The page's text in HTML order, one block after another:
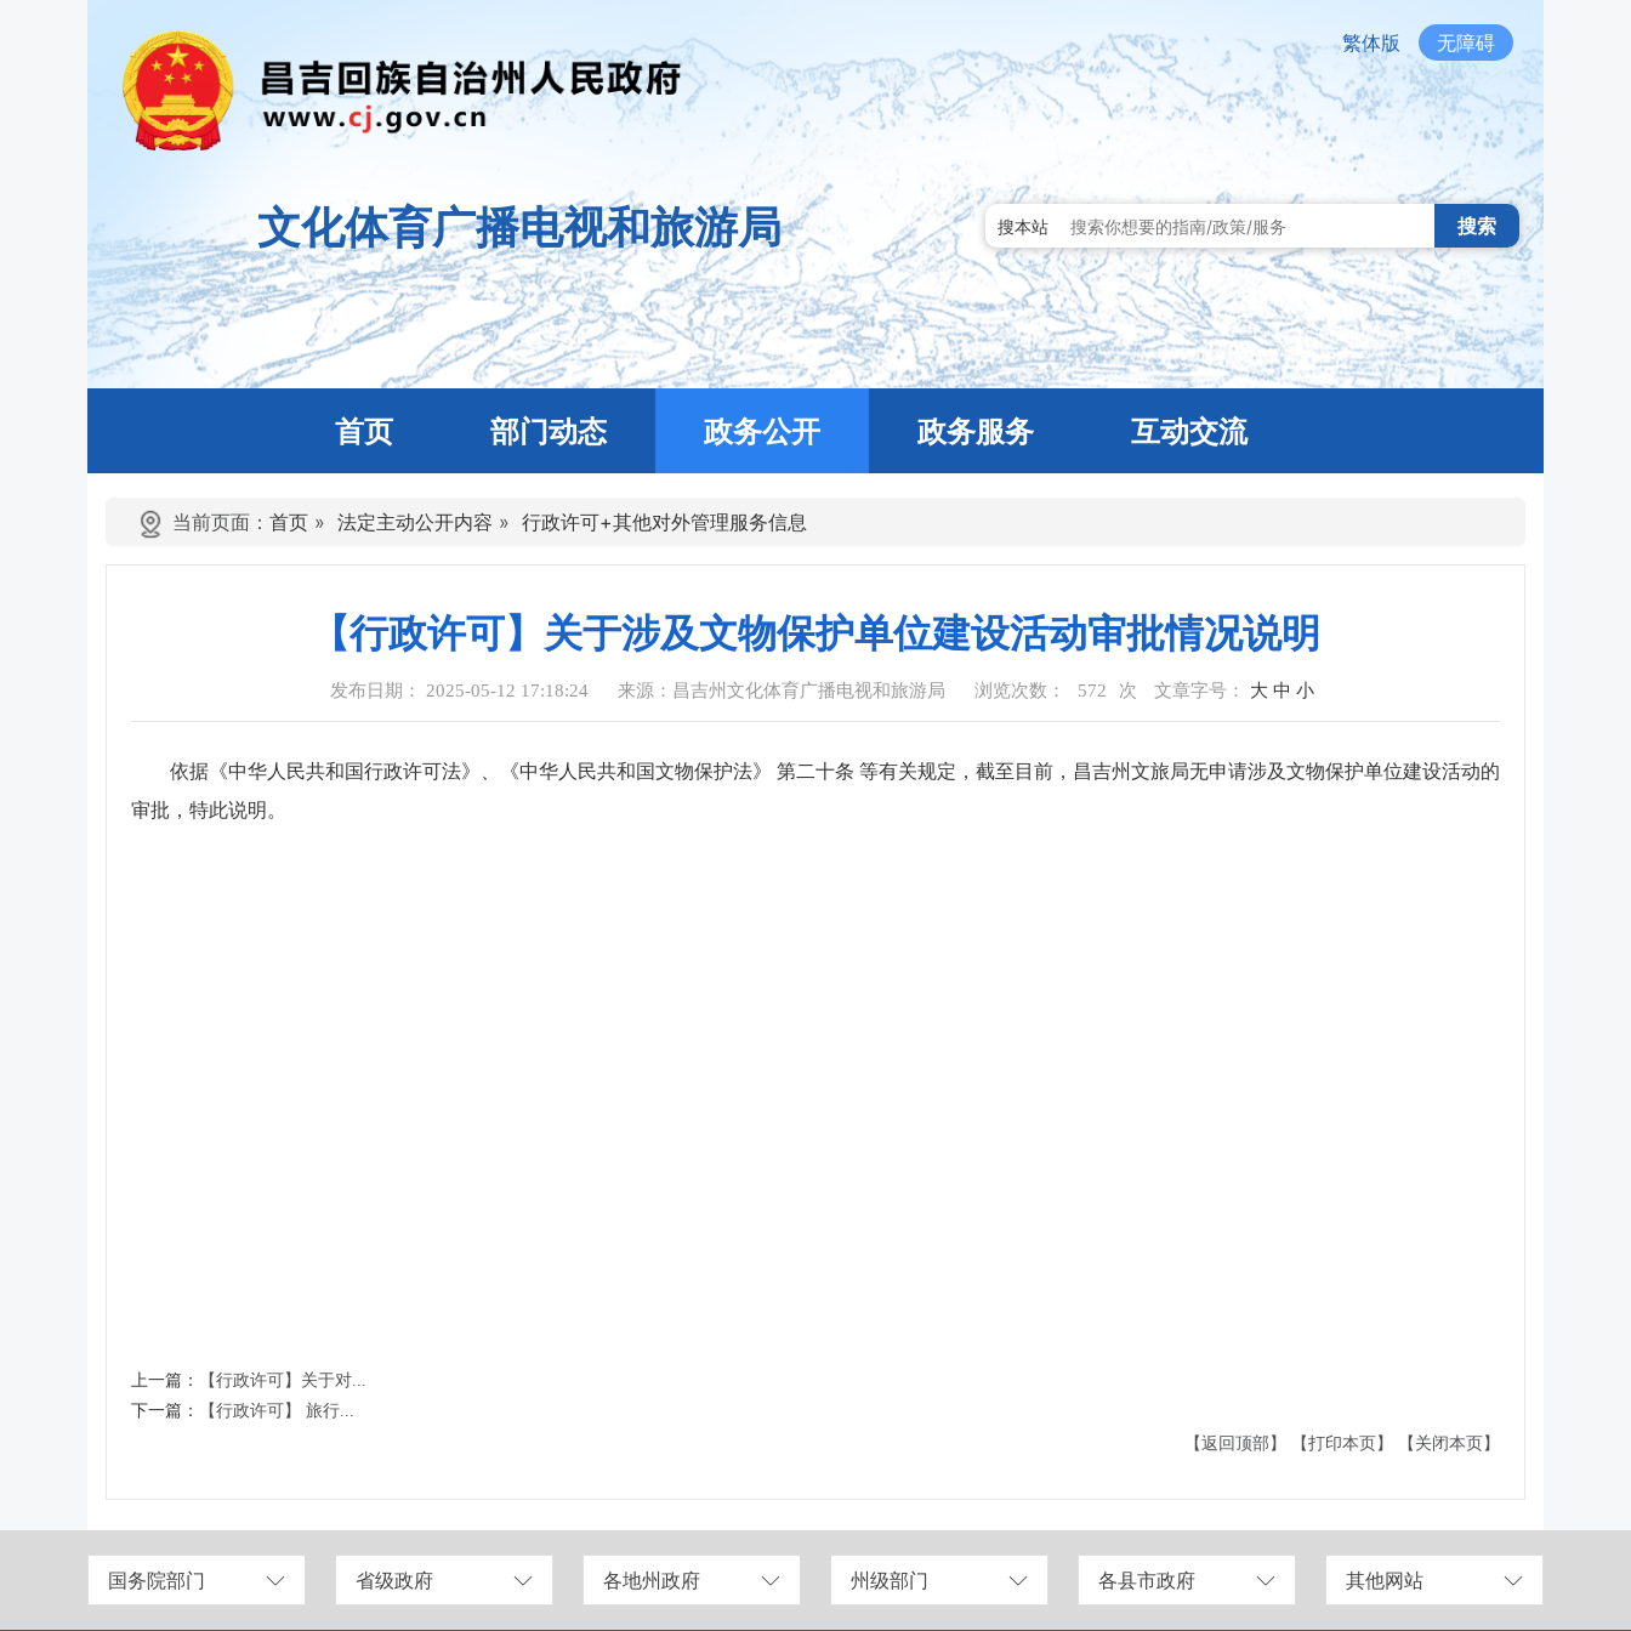
繁体版 无障碍
文化体育广播电视和旅游局 搜本站 搜索
首页 部门动态 政务公开 政务服务 互动交流
当前页面： 首页 » 法定主动公开内容 » 行政许可+其他对外管理服务信息
【行政许可】关于涉及文物保护单位建设活动审批情况说明
发布日期： 2025-05-12 17:18:24 来源：昌吉州文化体育广播电视和旅游局 浏览次数： 572 次 文章字号： 大 中 小
依据《中华人民共和国行政许可法》、《中华人民共和国文物保护法》 第二十条 等有关规定，截至目前，昌吉州文旅局无申请涉及文物保护单位建设活动的
审批，特此说明。
上一篇：
【行政许可】关于对...
下一篇：
【行政许可】 旅行...
【返回顶部】
【打印本页】 【关闭本页】
国务院部门 省级政府 各地州政府 州级部门 各县市政府 其他网站